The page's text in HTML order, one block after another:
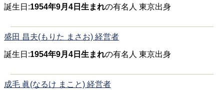
誕生日:1954年9月4日生まれの有名人 東京出身
盛田 昌夫(もりた まさお) 経営者
誕生日:1954年9月4日生まれの有名人 東京出身
成毛 眞(なるけ まこと) 経営者